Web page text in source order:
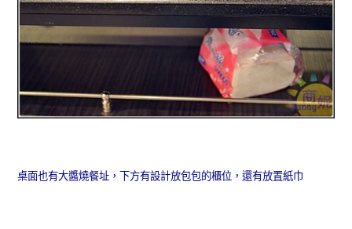
桌面也有大醬燒餐址，下方有設計放包包的櫃位，還有放置紙巾